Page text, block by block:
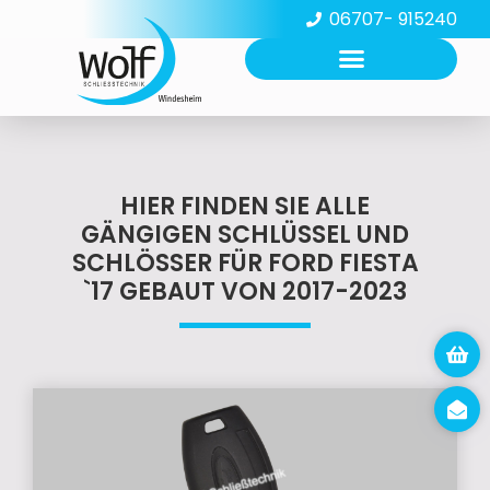
06707- 915240
HIER FINDEN SIE ALLE
GÄNGIGEN SCHLÜSSEL UND
SCHLÖSSER FÜR FORD FIESTA
`17 GEBAUT VON 2017-2023